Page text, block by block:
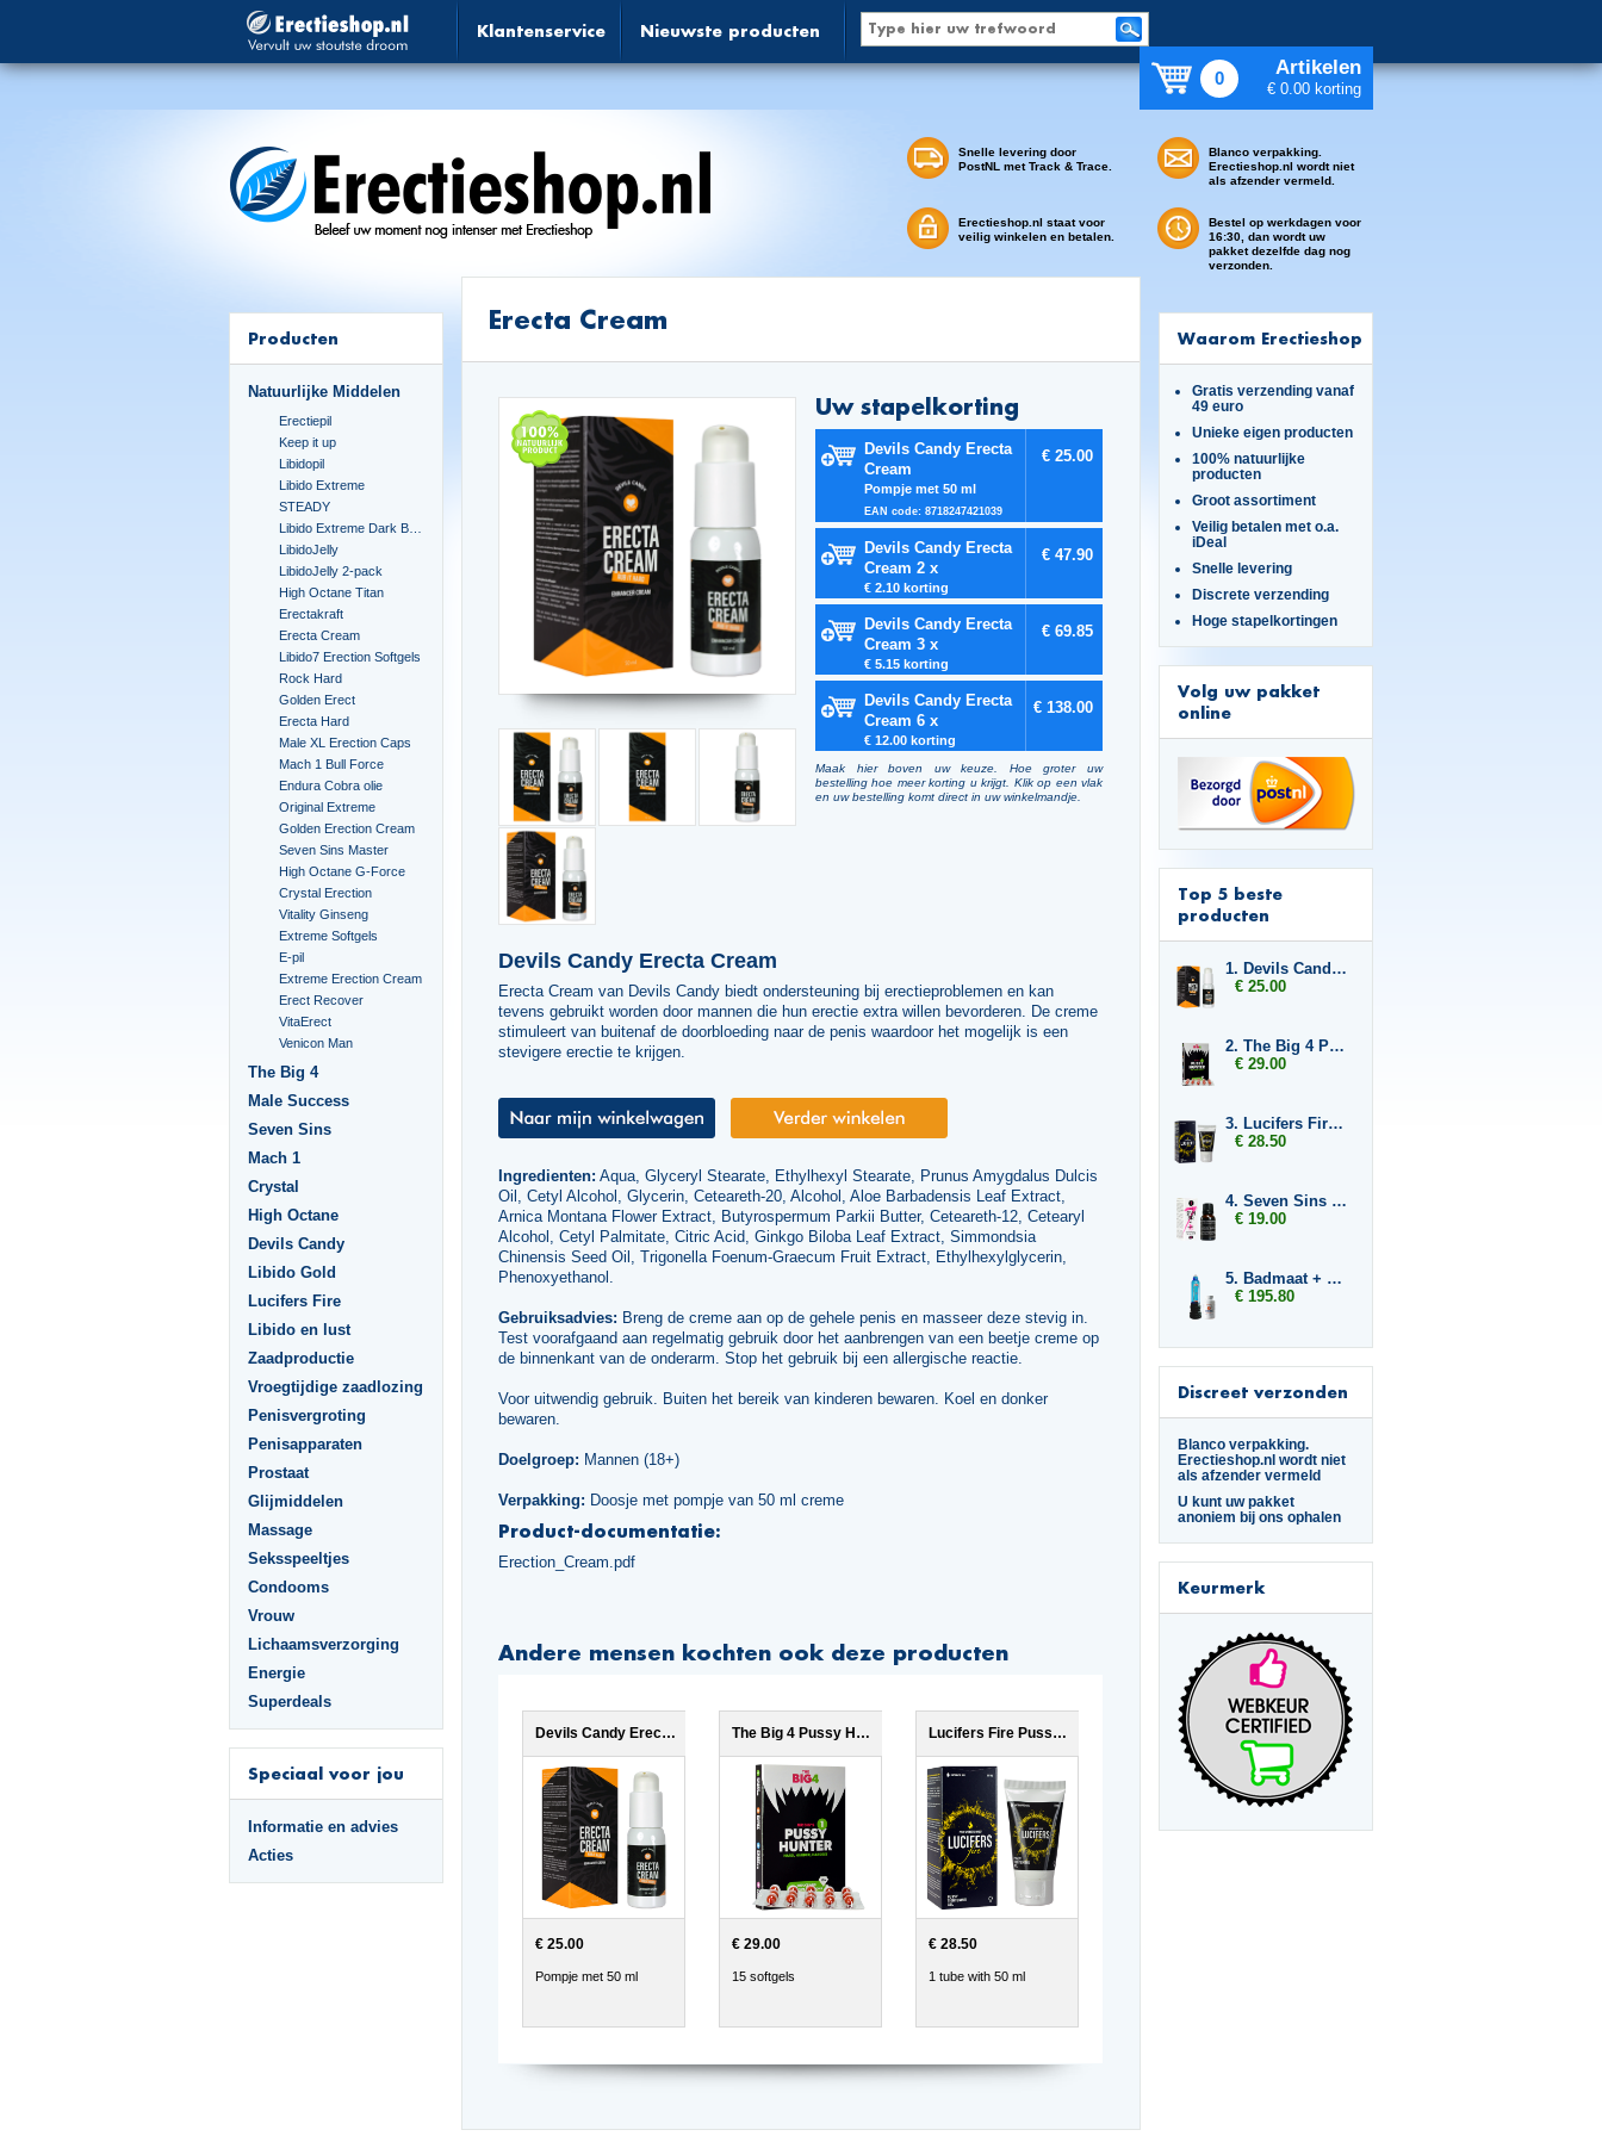
Klantenservice Nieuwste producten
0 Artikelen
€ 0.00 korting
Snelle levering door
PostNL met Track & Trace.
Erectieshop.nl staat voor
veilig winkelen en betalen.
Blanco verpakking.
Erectieshop.nl wordt niet
als afzender vermeld.
Bestel op werkdagen voor
16:30, dan wordt uw
pakket dezelfde dag nog
verzonden.
Producten
Natuurlijke Middelen
Erectiepil
Keep it up
Libidopil
Libido Extreme
STEADY
LibidoJelly
LibidoJelly 2-pack
High Octane Titan
Erectakraft
Erecta Cream
Libido7 Erection Softgels
Rock Hard
Golden Erect
Erecta Hard
Male XL Erection Caps
Mach 1 Bull Force
Endura Cobra olie
Original Extreme
Golden Erection Cream
Seven Sins Master
High Octane G-Force
Crystal Erection
Vitality Ginseng
Extreme Softgels
E-pil
Extreme Erection Cream
Erect Recover
VitaErect
Venicon Man
The Big 4
Male Success
Seven Sins
Mach 1
Crystal
High Octane
Devils Candy
Libido Gold
Lucifers Fire
Libido en lust
Zaadproductie
Vroegtijdige zaadlozing
Penisvergroting
Penisapparaten
Prostaat
Glijmiddelen
Massage
Seksspeeltjes
Condooms
Vrouw
Lichaamsverzorging
Energie
Superdeals
Speciaal voor jou
Informatie en advies
Acties
Erecta Cream
Uw stapelkorting
Devils Candy Erecta
Cream
Pompje met 50 ml
EAN code: 8718247421039
€ 25.00
Devils Candy Erecta
Cream 2 x
€ 2.10 korting
€ 47.90
Devils Candy Erecta
Cream 3 x
€ 5.15 korting
€ 69.85
Devils Candy Erecta
Cream 6 x
€ 12.00 korting
€ 138.00
Maak hier boven uw keuze. Hoe groter uw
bestelling hoe meer korting u krijgt. Klik op een vlak
en uw bestelling komt direct in uw winkelmandje.
Devils Candy Erecta Cream
Erecta Cream van Devils Candy biedt ondersteuning bij erectieproblemen en kan
tevens gebruikt worden door mannen die hun erectie extra willen bevorderen. De creme
stimuleert van buitenaf de doorbloeding naar de penis waardoor het mogelijk is een
stevigere erectie te krijgen.
Ingredienten: Aqua, Glyceryl Stearate, Ethylhexyl Stearate, Prunus Amygdalus Dulcis
Oil, Cetyl Alcohol, Glycerin, Ceteareth-20, Alcohol, Aloe Barbadensis Leaf Extract,
Arnica Montana Flower Extract, Butyrospermum Parkii Butter, Ceteareth-12, Cetearyl
Alcohol, Cetyl Palmitate, Citric Acid, Ginkgo Biloba Leaf Extract, Simmondsia
Chinensis Seed Oil, Trigonella Foenum-Graecum Fruit Extract, Ethylhexylglycerin,
Phenoxyethanol.
Gebruiksadvies: Breng de creme aan op de gehele penis en masseer deze stevig in.
Test voorafgaand aan regelmatig gebruik door het aanbrengen van een beetje creme op
de binnenkant van de onderarm. Stop het gebruik bij een allergische reactie.
Voor uitwendig gebruik. Buiten het bereik van kinderen bewaren. Koel en donker
bewaren.
Doelgroep: Mannen (18+)
Verpakking: Doosje met pompje van 50 ml creme
Product-documentatie:
Erection_Cream.pdf
Andere mensen kochten ook deze producten
Devils Candy Erecta Cream
€ 25.00
Pompje met 50 ml
The Big 4 Pussy Hunter
€ 29.00
15 softgels
Lucifers Fire Pussy Tightening Gel
€ 28.50
1 tube with 50 ml
Waarom Erectieshop
Gratis verzending vanaf
49 euro
Unieke eigen producten
100% natuurlijke
producten
Groot assortiment
Veilig betalen met o.a.
iDeal
Snelle levering
Discrete verzending
Hoge stapelkortingen
Volg uw pakket
online
Top 5 beste
producten
1. Devils Candy Erecta Cream
€ 25.00
2. The Big 4 Pussy Hunter
€ 29.00
3. Lucifers Fire Pussy Tightening Gel
€ 28.50
4. Seven Sins Greed
€ 19.00
5. Badmaat + 3x Libido7
€ 195.80
Discreet verzonden
Blanco verpakking.
Erectieshop.nl wordt niet
als afzender vermeld
U kunt uw pakket
anoniem bij ons ophalen
Keurmerk